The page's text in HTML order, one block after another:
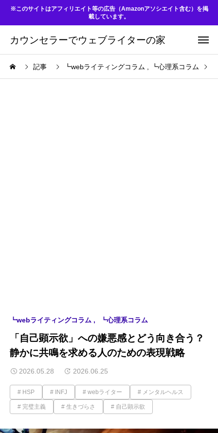
※このサイトはアフィリエイト等の広告（Amazonアソシエイト含む）を掲
載しています。
カウンセラーでウェブライターの家
記事 ┗webライティングコラム ┗心理系コラム
┗webライティングコラム ┗心理系コラム
「自己顕示欲」への嫌悪感とどう向き合う？
静かに共鳴を求める人のための表現戦略
2026.05.28 2026.06.25
HSP INFJ webライター メンタルヘルス
完璧主義 生きづらさ 自己顕示欲